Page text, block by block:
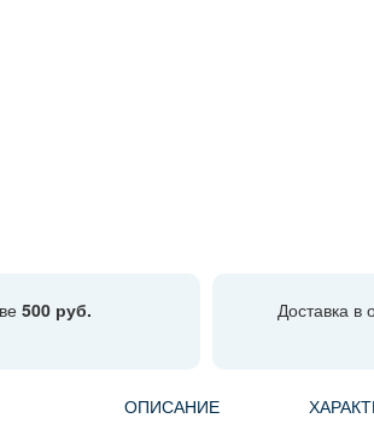
500 руб. Доставка в
ОПИСАНИЕ